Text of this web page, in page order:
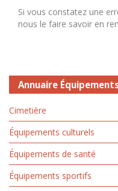
Si vous constatez une
nous le faire savoir en
Annuaire
Cimetière
Équipements culturels
Équipements de santé
Équipements sportifs